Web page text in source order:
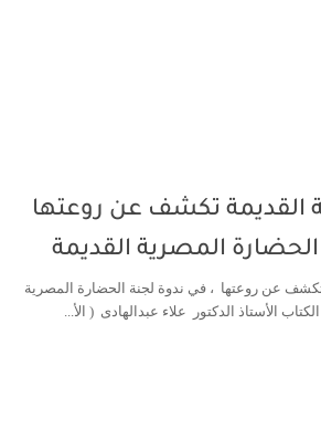
القديمة تكشف عن روعتها
المصرية القديمة
تكشف عن روعتها ، في ندوة لجنة الحضارة المصرية
الأستاذ الدكتور علاء عبدالهادى ( الأ...